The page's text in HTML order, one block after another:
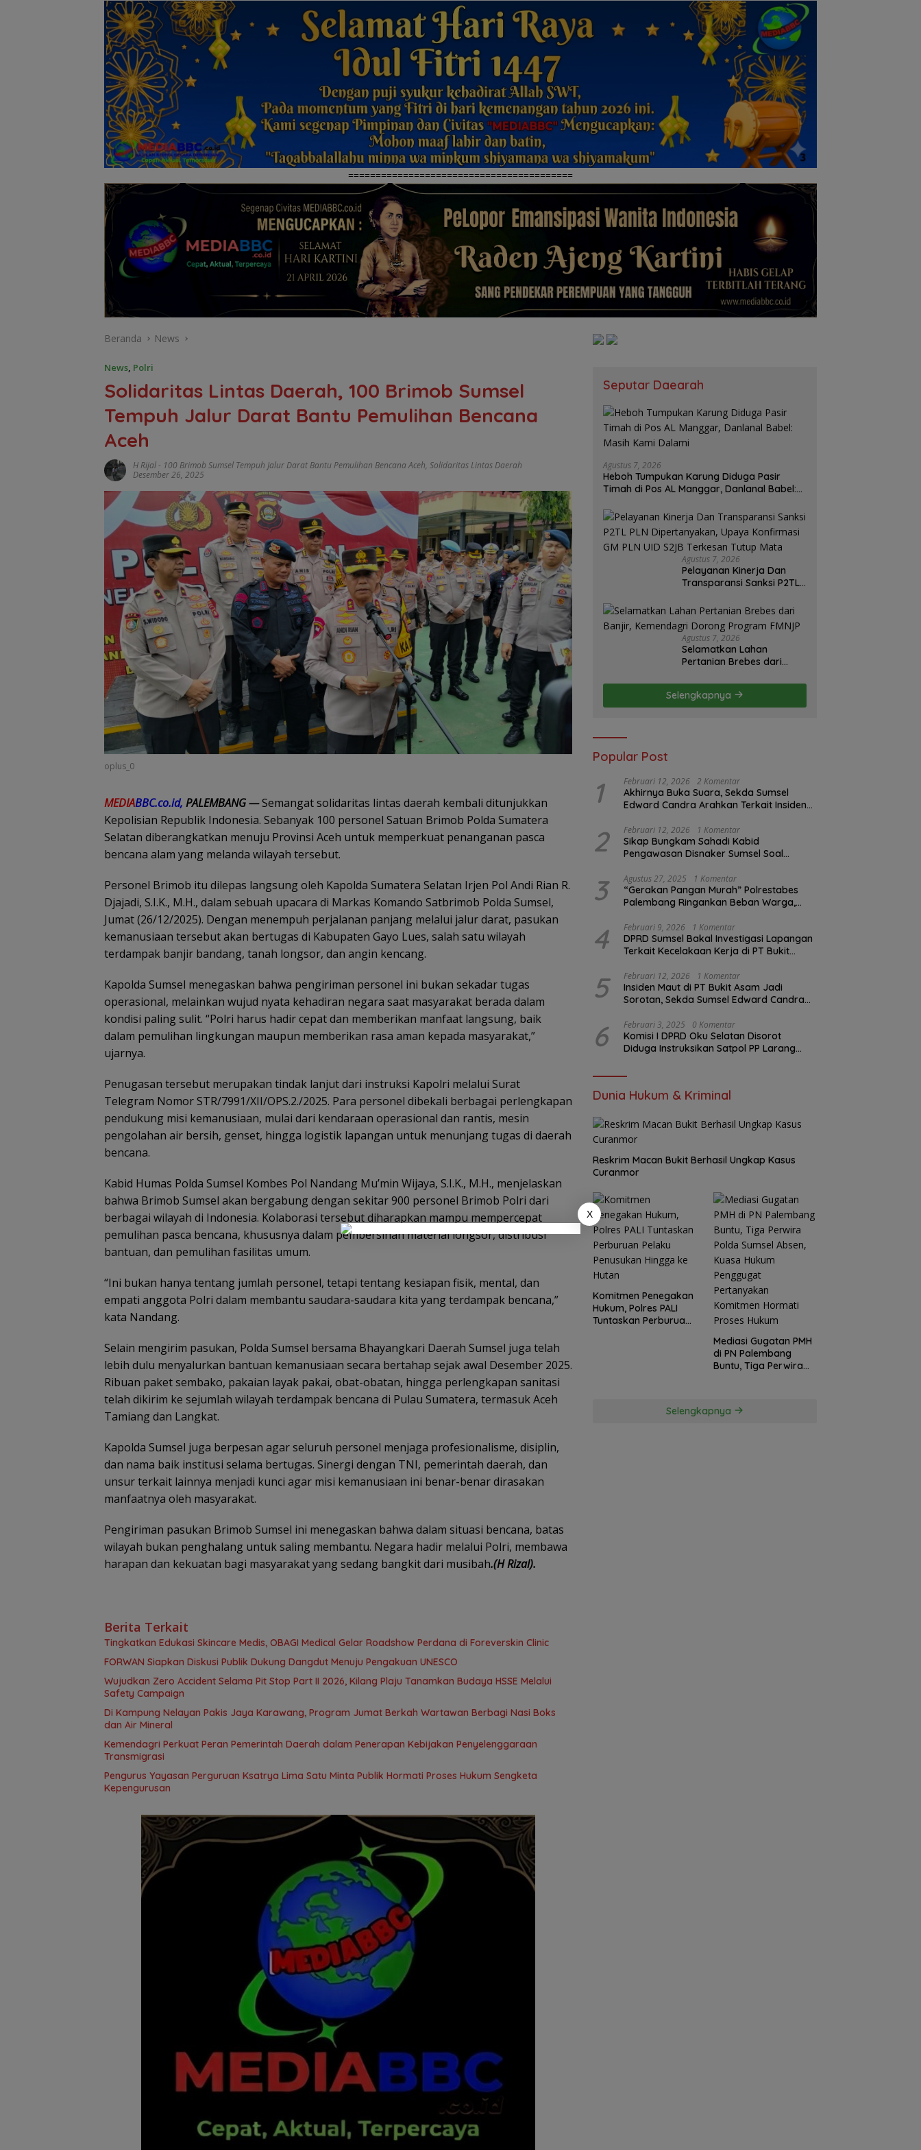
=========================================
Beranda News
News Polri
Solidaritas Lintas Daerah, 100 Brimob Sumsel
Tempuh Jalur Darat Bantu Pemulihan Bencana
Aceh
H Rijal- 100 Brimob Sumsel Tempuh Jalur Darat Bantu Pemulihan Bencana Aceh, Solidaritas Lintas Daerah
Desember 26, 2025
oplus_0
MEDIABBC.co.id, PALEMBANG —Semangat solidaritas lintas daerah kembali ditunjukkan
Kepolisian Republik Indonesia. Sebanyak 100 personel Satuan Brimob Polda Sumatera
Selatan diberangkatkan menuju Provinsi Aceh untuk memperkuat penanganan pasca
bencana alam yang melanda wilayah tersebut.
Personel Brimob itu dilepas langsung oleh Kapolda Sumatera Selatan Irjen Pol Andi Rian R.
Djajadi, S.I.K., M.H., dalam sebuah upacara di Markas Komando Satbrimob Polda Sumsel,
Jumat (26/12/2025). Dengan menempuh perjalanan panjang melalui jalur darat, pasukan
kemanusiaan tersebut akan bertugas di Kabupaten Gayo Lues, salah satu wilayah
terdampak banjir bandang, tanah longsor, dan angin kencang.
Kapolda Sumsel menegaskan bahwa pengiriman personel ini bukan sekadar tugas
operasional, melainkan wujud nyata kehadiran negara saat masyarakat berada dalam
kondisi paling sulit. “Polri harus hadir cepat dan memberikan manfaat langsung, baik
dalam pemulihan lingkungan maupun memberikan rasa aman kepada masyarakat,”
ujarnya.
Penugasan tersebut merupakan tindak lanjut dari instruksi Kapolri melalui Surat
Telegram Nomor STR/7991/XII/OPS.2./2025. Para personel dibekali berbagai perlengkapan
pendukung misi kemanusiaan, mulai dari kendaraan operasional dan rantis, mesin
pengolahan air bersih, genset, hingga logistik lapangan untuk menunjang tugas di daerah
bencana.
Kabid Humas Polda Sumsel Kombes Pol Nandang Mu’min Wijaya, S.I.K., M.H., menjelaskan
bahwa Brimob Sumsel akan bergabung dengan sekitar 900 personel Brimob Polri dari
berbagai wilayah di Indonesia. Kolaborasi tersebut diharapkan mampu mempercepat
pemulihan pasca bencana, khususnya dalam pembersihan material longsor, distribusi
bantuan, dan pemulihan fasilitas umum.
“Ini bukan hanya tentang jumlah personel, tetapi tentang kesiapan fisik, mental, dan
empati anggota Polri dalam membantu saudara-saudara kita yang terdampak bencana,”
kata Nandang.
Selain mengirim pasukan, Polda Sumsel bersama Bhayangkari Daerah Sumsel juga telah
lebih dulu menyalurkan bantuan kemanusiaan secara bertahap sejak awal Desember 2025.
Ribuan paket sembako, pakaian layak pakai, obat-obatan, hingga perlengkapan sanitasi
telah dikirim ke sejumlah wilayah terdampak bencana di Pulau Sumatera, termasuk Aceh
Tamiang dan Langkat.
Kapolda Sumsel juga berpesan agar seluruh personel menjaga profesionalisme, disiplin,
dan nama baik institusi selama bertugas. Sinergi dengan TNI, pemerintah daerah, dan
unsur terkait lainnya menjadi kunci agar misi kemanusiaan ini benar-benar dirasakan
manfaatnya oleh masyarakat.
Pengiriman pasukan Brimob Sumsel ini menegaskan bahwa dalam situasi bencana, batas
wilayah bukan penghalang untuk saling membantu. Negara hadir melalui Polri, membawa
harapan dan kekuatan bagi masyarakat yang sedang bangkit dari musibah.(H Rizal).
Berita Terkait
Tingkatkan Edukasi Skincare Medis, OBAGI Medical Gelar Roadshow Perdana di Foreverskin Clinic
FORWAN Siapkan Diskusi Publik Dukung Dangdut Menuju Pengakuan UNESCO
Wujudkan Zero Accident Selama Pit Stop Part II 2026, Kilang Plaju Tanamkan Budaya HSSE Melalui
Safety Campaign
Di Kampung Nelayan Pakis Jaya Karawang, Program Jumat Berkah Wartawan Berbagi Nasi Boks
dan Air Mineral
Kemendagri Perkuat Peran Pemerintah Daerah dalam Penerapan Kebijakan Penyelenggaraan
Transmigrasi
Pengurus Yayasan Perguruan Ksatrya Lima Satu Minta Publik Hormati Proses Hukum Sengketa
Kepengurusan
Seputar Daearah
Agustus 7, 2026
Heboh Tumpukan Karung Diduga Pasir
Timah di Pos AL Manggar, Danlanal Babel:
Agustus 7, 2026
Pelayanan Kinerja Dan
Transparansi Sanksi P2TL
Konfirmasi GM PLN UID
Agustus 7, 2026
Selamatkan Lahan
Pertanian Brebes dari
Dorong Program FMNJP
Selengkapnya
Popular Post
1 Februari 12, 2026 2 Komentar
Akhirnya Buka Suara, Sekda Sumsel
Edward Candra Arahkan Terkait Insiden
2 Februari 12, 2026 1 Komentar
Sikap Bungkam Sahadi Kabid
Pengawasan Disnaker Sumsel Soal
Pengawasan K3?
3 Agustus 27, 2025 1 Komentar
“Gerakan Pangan Murah” Polrestabes
Palembang Ringankan Beban Warga,
4 Februari 9, 2026 1 Komentar
DPRD Sumsel Bakal Investigasi Lapangan
Terkait Kecelakaan Kerja di PT Bukit
5 Februari 12, 2026 1 Komentar
Insiden Maut di PT Bukit Asam Jadi
Sorotan, Sekda Sumsel Edward Candra
6 Februari 3, 2025 0 Komentar
Komisi I DPRD Oku Selatan Disorot
Diduga Instruksikan Satpol PP Larang
Dunia Hukum & Kriminal
Reskrim Macan Bukit Berhasil Ungkap Kasus
Curanmor
Komitmen Penegakan
Hukum, Polres PALI
Tuntaskan Perburuan
Mediasi Gugatan PMH
di PN Palembang
Buntu, Tiga Perwira
Pertanyakan
Selengkapnya
X